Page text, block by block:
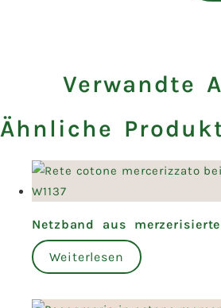
Verwandte
Ähnliche
Netzband aus
Weiterlesen